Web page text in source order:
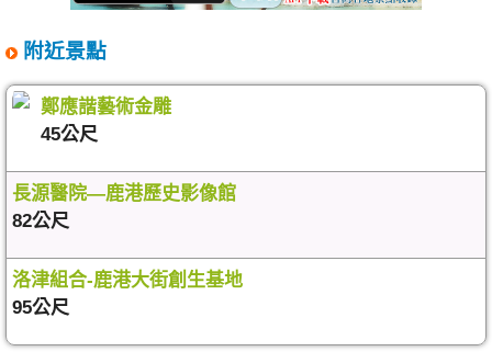
附近景點
鄭應諧藝術金雕
45公尺
長源醫院—鹿港歷史影像館
82公尺
洛津組合-鹿港大街創生基地
95公尺